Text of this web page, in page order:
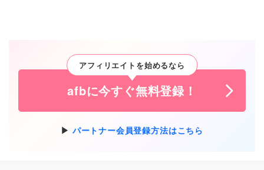
アフィリエイトを始めるなら
afbに今すぐ無料登録！
パートナー会員登録方法はこちら